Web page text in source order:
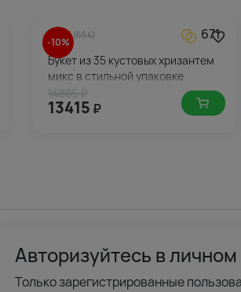
-10%
4.7(664) 671
Букет из 35 кустовых хризантем
микс в стильной упаковке
13415 ₽
Авторизуйтесь в
Только зарегистрированные